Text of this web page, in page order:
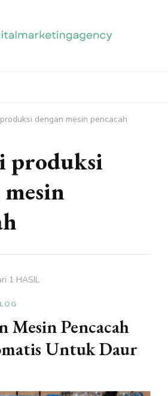
dengan mesin pencacah
produksi
1 HASIL
Mesin Pencacah
Untuk Daur